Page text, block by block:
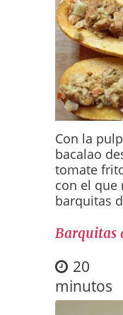
Con la
bacalao
tomate
con el que
barquitas
Barquitas
20
minutos